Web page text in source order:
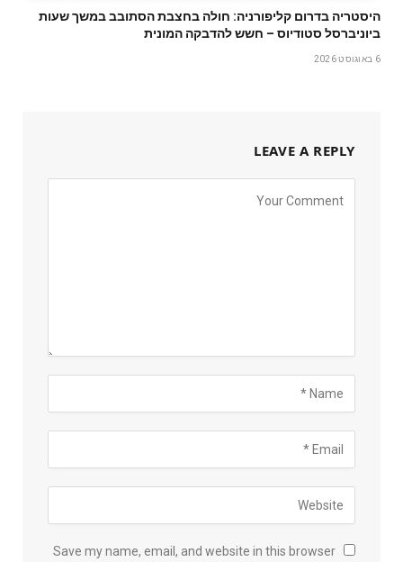
היסטריה בדרום קליפורניה: חולה בחצבת הסתובב במשך שעות
ביוניברסל סטודיוס – חשש להדבקה המונית
6 באוגוסט 2026
LEAVE A REPLY
Save my name, email, and website in this browser